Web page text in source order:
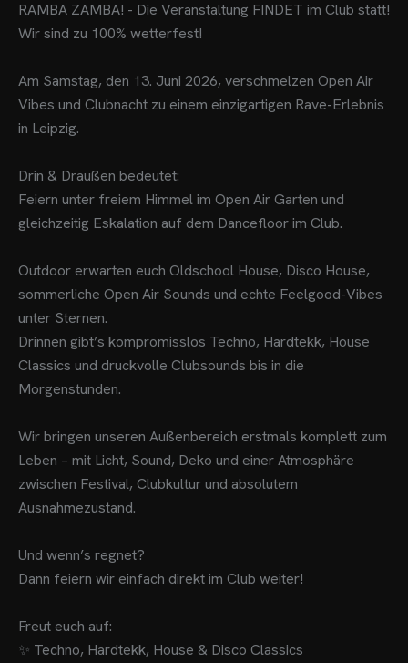
RAMBA ZAMBA! - Die Veranstaltung FINDET im Club statt!
Wir sind zu 100% wetterfest!
Am Samstag, den 13. Juni 2026, verschmelzen Open Air
Vibes und Clubnacht zu einem einzigartigen Rave-Erlebnis
in Leipzig.
Drin & Draußen bedeutet:
Feiern unter freiem Himmel im Open Air Garten und
gleichzeitig Eskalation auf dem Dancefloor im Club.
Outdoor erwarten euch Oldschool House, Disco House,
sommerliche Open Air Sounds und echte Feelgood-Vibes
unter Sternen.
Drinnen gibt’s kompromisslos Techno, Hardtekk, House
Classics und druckvolle Clubsounds bis in die
Morgenstunden.
Wir bringen unseren Außenbereich erstmals komplett zum
Leben – mit Licht, Sound, Deko und einer Atmosphäre
zwischen Festival, Clubkultur und absolutem
Ausnahmezustand.
Und wenn’s regnet?
Dann feiern wir einfach direkt im Club weiter!
Freut euch auf:
✨ Techno, Hardtekk, House & Disco Classics